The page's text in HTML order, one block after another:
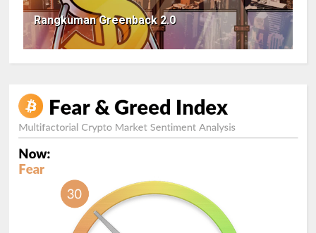
Rangkuman Greenback 2.0